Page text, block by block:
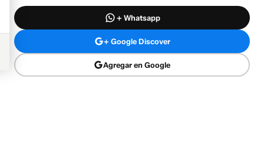
+ Whatsapp
+ Google Discover
Agregar en Google